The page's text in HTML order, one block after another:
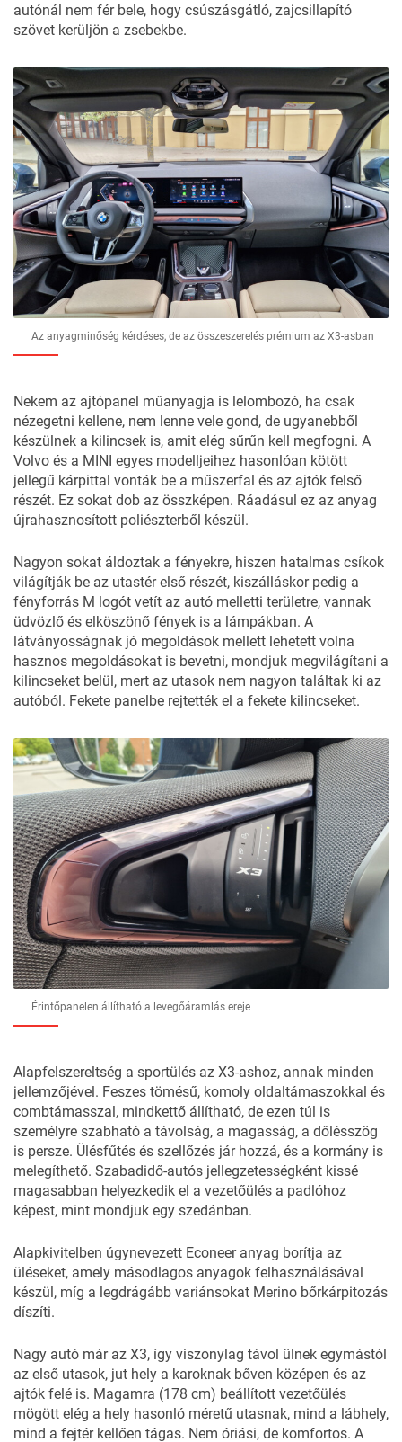
autónál nem fér bele, hogy csúszásgátló, zajcsillapító
szövet kerüljön a zsebekbe.
Az anyagminőség kérdéses, de az összeszerelés prémium az X3-asban
Nekem az ajtópanel műanyagja is lelombozó, ha csak
nézegetni kellene, nem lenne vele gond, de ugyanebből
készülnek a kilincsek is, amit elég sűrűn kell megfogni. A
Volvo és a MINI egyes modelljeihez hasonlóan kötött
jellegű kárpittal vonták be a műszerfal és az ajtók felső
részét. Ez sokat dob az összképen. Ráadásul ez az anyag
újrahasznosított poliészterből készül.
Nagyon sokat áldoztak a fényekre, hiszen hatalmas csíkok
világítják be az utastér első részét, kiszálláskor pedig a
fényforrás M logót vetít az autó melletti területre, vannak
üdvözlő és elköszönő fények is a lámpákban. A
látványosságnak jó megoldások mellett lehetett volna
hasznos megoldásokat is bevetni, mondjuk megvilágítani a
kilincseket belül, mert az utasok nem nagyon találtak ki az
autóból. Fekete panelbe rejtették el a fekete kilincseket.
Érintőpanelen állítható a levegőáramlás ereje
Alapfelszereltség a sportülés az X3-ashoz, annak minden
jellemzőjével. Feszes tömésű, komoly oldaltámaszokkal és
combtámasszal, mindkettő állítható, de ezen túl is
személyre szabható a távolság, a magasság, a dőlésszög
is persze. Ülésfűtés és szellőzés jár hozzá, és a kormány is
melegíthető. Szabadidő-autós jellegzetességként kissé
magasabban helyezkedik el a vezetőülés a padlóhoz
képest, mint mondjuk egy szedánban.
Alapkivitelben úgynevezett Econeer anyag borítja az
üléseket, amely másodlagos anyagok felhasználásával
készül, míg a legdrágább variánsokat Merino bőrkárpitozás
díszíti.
Nagy autó már az X3, így viszonylag távol ülnek egymástól
az első utasok, jut hely a karoknak bőven középen és az
ajtók felé is. Magamra (178 cm) beállított vezetőülés
mögött elég a hely hasonló méretű utasnak, mind a lábhely,
mind a fejtér kellően tágas. Nem óriási, de komfortos. A